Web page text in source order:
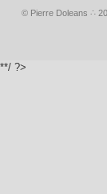
© Pierre Doleans ∴
**/ ?>